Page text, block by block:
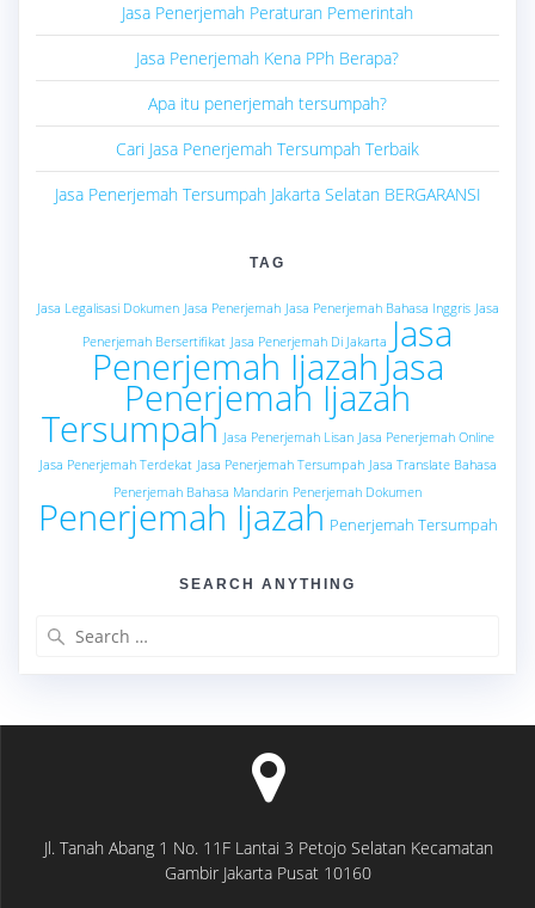
Jasa Penerjemah Peraturan Pemerintah
Jasa Penerjemah Kena PPh Berapa?
Apa itu penerjemah tersumpah?
Cari Jasa Penerjemah Tersumpah Terbaik
Jasa Penerjemah Tersumpah Jakarta Selatan BERGARANSI
TAG
Jasa Legalisasi Dokumen Jasa Penerjemah Jasa Penerjemah Bahasa Inggris Jasa
Penerjemah Bersertifikat Jasa Penerjemah Di Jakarta Jasa
Penerjemah Ijazah Jasa
Penerjemah Ijazah
Tersumpah Jasa Penerjemah Lisan Jasa Penerjemah Online
Jasa Penerjemah Terdekat Jasa Penerjemah Tersumpah Jasa Translate Bahasa
Penerjemah Bahasa Mandarin Penerjemah Dokumen
Penerjemah Ijazah Penerjemah Tersumpah
SEARCH ANYTHING
Jl. Tanah Abang 1 No. 11F Lantai 3 Petojo Selatan Kecamatan
Gambir Jakarta Pusat 10160